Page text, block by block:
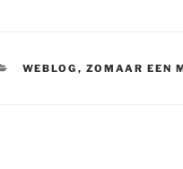
CATEGORIEËN
WEBLOG , ZOMAAR EEN